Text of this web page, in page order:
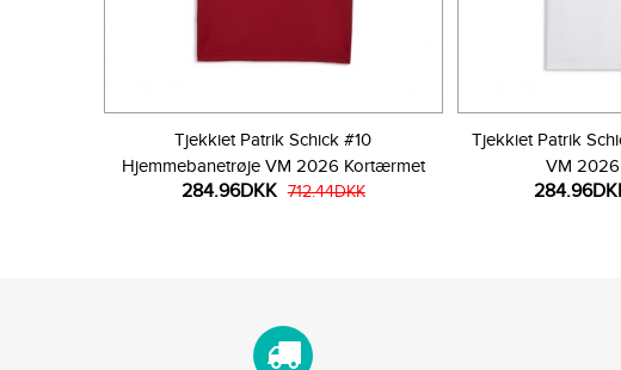
Tjekkiet Patrik Schick #10
Hjemmebanetrøje VM 2026 Kortærmet
284.96DKK 712.44DKK
Tjekkiet Patrik
VM